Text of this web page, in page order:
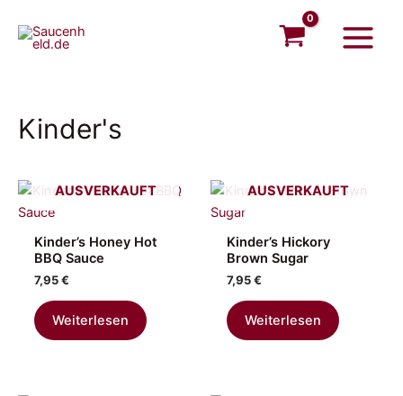
Inhalt
springen
Menu
Kinder's
AUSVERKAUFT
Kinder’s Honey Hot
BBQ Sauce
7,95€
Weiterlesen
AUSVERKAUFT
Kinder’s Hickory
Brown Sugar
7,95€
Weiterlesen